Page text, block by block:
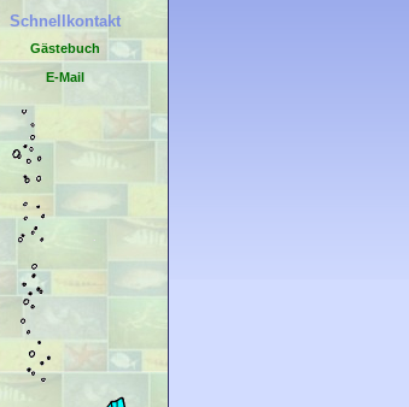
Schnellkontakt
Gästebuch
E-Mail